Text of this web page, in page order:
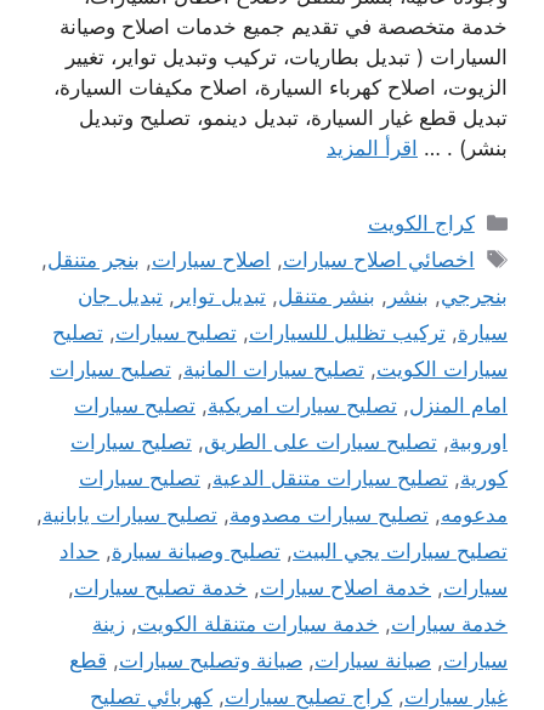
خدمة متخصصة في تقديم جميع خدمات اصلاح وصيانة
السيارات ( تبديل بطاريات، تركيب وتبديل تواير، تغيير
الزيوت، اصلاح كهرباء السيارة، اصلاح مكيفات السيارة،
تبديل قطع غيار السيارة، تبديل دينمو، تصليح وتبديل
بنشر) . … اقرأ المزيد
التصنيفات
كراج الكويت
الوسوم
اخصائي اصلاح سيارات, اصلاح سيارات, بنجر متنقل,
بنجرجي, بنشر , بنشر متنقل, تبديل تواير , تبديل جان
سيارة, تركيب تظليل للسيارات, تصليح سيارات, تصليح
سيارات الكويت, تصليح سيارات المانية, تصليح سيارات
امام المنزل, تصليح سيارات امريكية, تصليح سيارات
اوروبية, تصليح سيارات على الطريق, تصليح سيارات
كورية, تصليح سيارات متنقل الدعية, تصليح سيارات
مدعومه, تصليح سيارات مصدومة, تصليح سيارات يابانية,
تصليح سيارات يجي البيت, تصليح وصيانة سيارة, حداد
سيارات, خدمة اصلاح سيارات, خدمة تصليح سيارات,
خدمة سيارات, خدمة سيارات متنقلة الكويت, زينة
سيارات, صيانة سيارات, صيانة وتصليح سيارات, قطع
غيار سيارات, كراج تصليح سيارات, كهربائي تصليح